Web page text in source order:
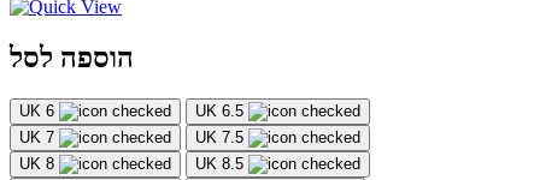
הוספה לסל
UK 6
UK 6.5
UK 7
UK 7.5
UK 8
UK 8.5